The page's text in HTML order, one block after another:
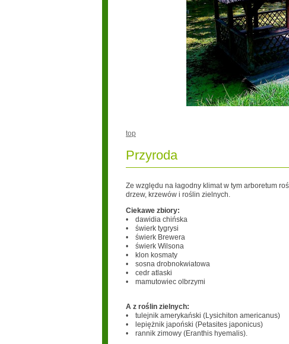
top
Przyroda
Ze względu na łagodny klimat w tym arboretum
drzew, krzewów i roślin zielnych.
Ciekawe zbiory:
• dawidia chińska
• świerk tygrysi
• świerk Brewera
• świerk Wilsona
• klon kosmaty
• sosna drobnokwiatowa
• cedr atlaski
• mamutowiec olbrzymi
A z roślin zielnych:
• tulejnik amerykański (Lysichiton americanus)
• lepiężnik japoński (Petasites japonicus)
• rannik zimowy (Eranthis hyemalis).